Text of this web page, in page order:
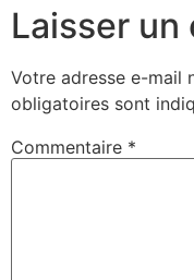
Laisser un
Votre adresse e-mail
obligatoires sont
Commentaire *